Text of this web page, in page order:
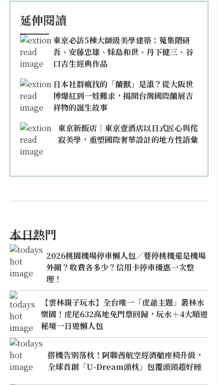
延伸閱讀
東京必訪5棟大師級美學建築：蒐集隈研
吾、安藤忠雄、妹島和世、丹下健三、谷
口吉生經典作品
日本社群瘋找的「蘭獸」是誰？從大阪世
博爆紅到一娃難求，揭開台灣國際蘭展吉
祥物的誕生故事
東京新飯店｜東京壹酒店以日式匠心與侘
寂美學，重塑國際奢華設計的地方性語彙
本日熱門
2026桃園機場停車懶人包／要停桃機還是機場
外圍？收費各多少？信用卡停車優惠一次整
理！
【雲林親子玩水】全台唯一「虎爺主題」叢林水
樂園！虎尾632高地免門票回歸，玩水＋4大順遊
秘境一日遊懶人包
搭機告別落枕！阿聯酋航空經濟艙座椅升級，
全球首創「U-Dream頭枕」包覆頭頸超好睡